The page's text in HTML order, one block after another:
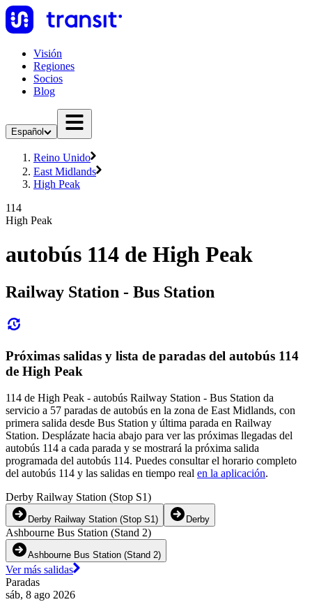
Visión
Regiones
Socios
Blog
Español
Reino Unido
East Midlands
High Peak
114
High Peak
autobús 114 de High Peak
Railway Station - Bus Station
Próximas salidas y lista de paradas del autobús 114
de High Peak
114 de High Peak - autobús Railway Station - Bus Station da
servicio a 57 paradas de autobús en la zona de East Midlands, con
primera salida desde Bus Station y última parada en Railway
Station. Desplázate hacia abajo para ver las próximas llegadas del
autobús 114 a cada parada y se mostrará la próxima salida
programada del autobús 114. Puedes consultar el horario completo
del autobús 114 y las salidas en tiempo real en la aplicación.
Derby Railway Station (Stop S1)
Derby Railway Station (Stop S1) Derby
Ashbourne Bus Station (Stand 2)
Ashbourne Bus Station (Stand 2)
Ver más salidas
Paradas
sáb, 8 ago 2026